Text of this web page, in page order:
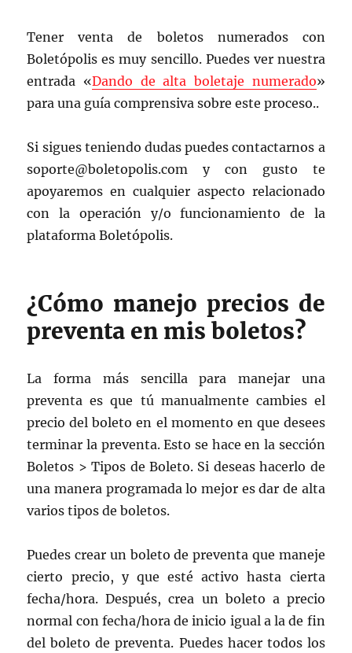
Tener venta de boletos numerados con
Boletópolis es muy sencillo. Puedes ver nuestra
entrada «Dando de alta boletaje numerado»
para una guía comprensiva sobre este proceso..
Si sigues teniendo dudas puedes contactarnos a
soporte@boletopolis.com y con gusto te
apoyaremos en cualquier aspecto relacionado
con la operación y/o funcionamiento de la
plataforma Boletópolis.
¿Cómo manejo precios de
preventa en mis boletos?
La forma más sencilla para manejar una
preventa es que tú manualmente cambies el
precio del boleto en el momento en que desees
terminar la preventa. Esto se hace en la sección
Boletos > Tipos de Boleto. Si deseas hacerlo de
una manera programada lo mejor es dar de alta
varios tipos de boletos.
Puedes crear un boleto de preventa que maneje
cierto precio, y que esté activo hasta cierta
fecha/hora. Después, crea un boleto a precio
normal con fecha/hora de inicio igual a la de fin
del boleto de preventa. Puedes hacer todos los